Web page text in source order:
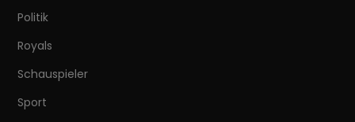
Politik
Royals
Schauspieler
Sport